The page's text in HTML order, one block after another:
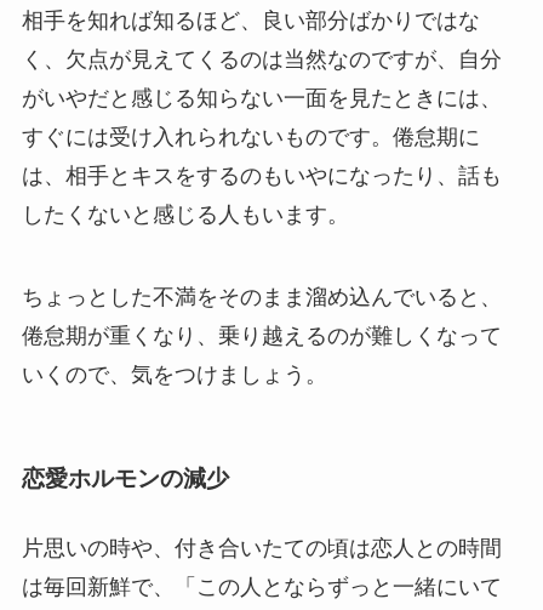
相手を知れば知るほど、良い部分ばかりではな
く、欠点が見えてくるのは当然なのですが、自分
がいやだと感じる知らない一面を見たときには、
すぐには受け入れられないものです。倦怠期に
は、相手とキスをするのもいやになったり、話も
したくないと感じる人もいます。
ちょっとした不満をそのまま溜め込んでいると、
倦怠期が重くなり、乗り越えるのが難しくなって
いくので、気をつけましょう。
恋愛ホルモンの減少
片思いの時や、付き合いたての頃は恋人との時間
は毎回新鮮で、「この人とならずっと一緒にいて